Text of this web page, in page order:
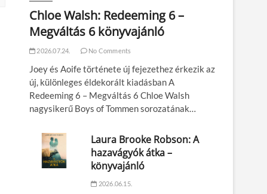
Chloe Walsh: Redeeming 6 –
Megváltás 6 könyvajánló
2026.07.24. No Comments
Joey és Aoife története új fejezethez érkezik az
új, különleges éldekorált kiadásban A
Redeeming 6 – Megváltás 6 Chloe Walsh
nagysikerű Boys of Tommen sorozatának…
Laura Brooke Robson: A
hazavágyók átka –
könyvajánló
2026.06.15.